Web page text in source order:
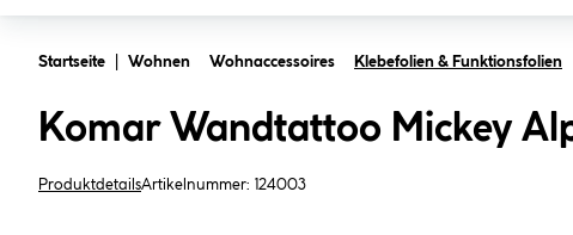
Startseite Wohnen Wohnaccessoires Klebefolien & Funktionsfolien
Komar Wandtattoo Mickey
ProduktdetailsArtikelnummer: 124003